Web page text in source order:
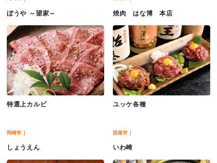
ぼうや ～望家～
特選上カルビ
焼肉 はな博 本店
ユッケ各種
岡崎市
しょうえん
西尾市
いわ崎